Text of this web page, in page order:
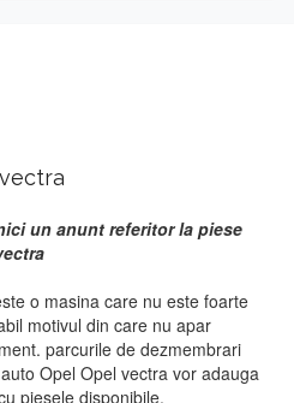
un anunt referitor la piese
o masina care nu este foarte
motivul din care nu apar
parcurile de dezmembrari
Opel Opel vectra vor adauga
piesele disponibile.